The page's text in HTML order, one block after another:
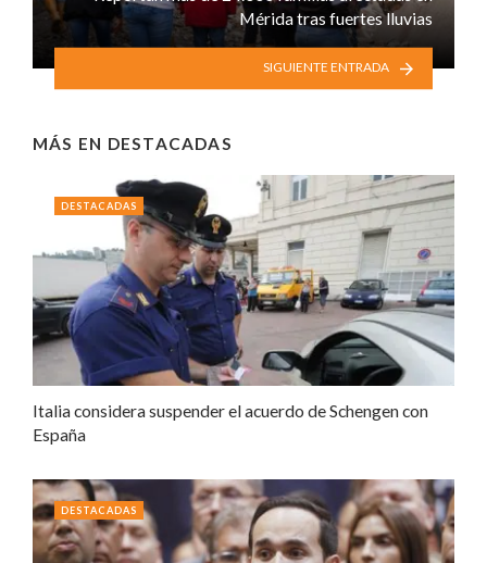
Mérida tras fuertes lluvias
SIGUIENTE ENTRADA
MÁS EN DESTACADAS
Italia considera suspender el acuerdo de Schengen con
España
DESTACADAS
DESTACADAS